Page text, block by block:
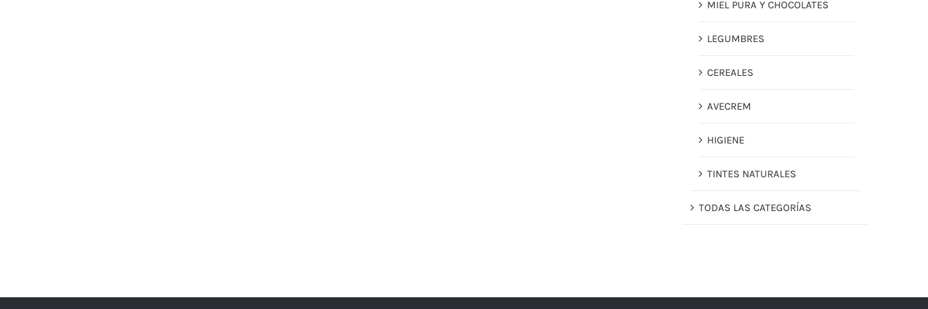
MIEL PURA Y CHOCOLATES
LEGUMBRES
CEREALES
AVECREM
HIGIENE
TINTES NATURALES
TODAS LAS CATEGORÍAS